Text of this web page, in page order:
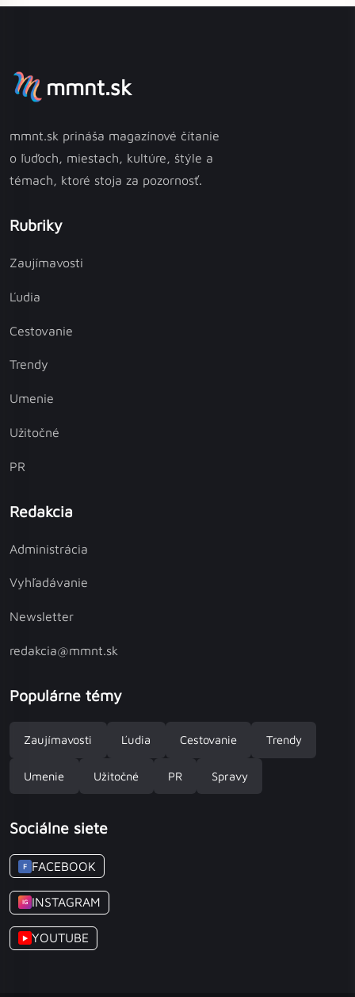
mmnt.sk
mmnt.sk prináša magazínové čítanie
o ľuďoch, miestach, kultúre, štýle a
témach, ktoré stoja za pozornosť.
Rubriky
Zaujímavosti
Ľudia
Cestovanie
Trendy
Umenie
Užitočné
PR
Redakcia
Administrácia
Vyhľadávanie
Newsletter
redakcia@mmnt.sk
Populárne témy
Zaujímavosti Ľudia Cestovanie Trendy
Umenie Užitočné PR Spravy
Sociálne siete
F FACEBOOK
IG INSTAGRAM
▶ YOUTUBE